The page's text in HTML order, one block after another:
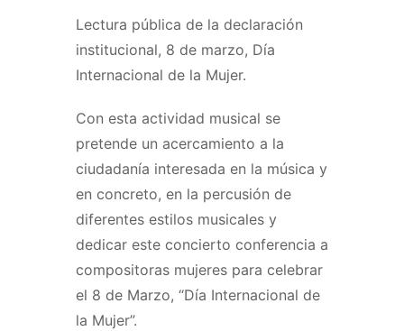
Lectura pública de la declaración
institucional, 8 de marzo, Día
Internacional de la Mujer.
Con esta actividad musical se
pretende un acercamiento a la
ciudadanía interesada en la música y
en concreto, en la percusión de
diferentes estilos musicales y
dedicar este concierto conferencia a
compositoras mujeres para celebrar
el 8 de Marzo, “Día Internacional de
la Mujer”.